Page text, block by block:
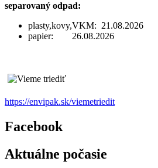
separovaný odpad:
plasty,kovy,VKM: 21.08.2026
papier: 26.08.2026
https://envipak.sk/viemetriedit
Facebook
Aktuálne počasie